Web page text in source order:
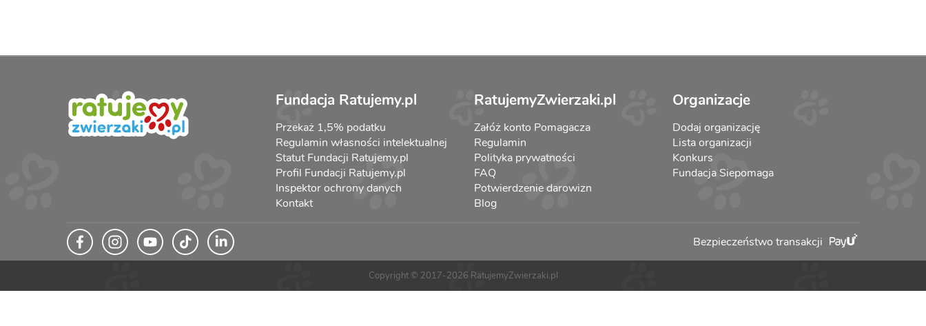
Fundacja Ratujemy.pl
Przekaż 1,5% podatku
Regulamin własności intelektualnej
Statut Fundacji Ratujemy.pl
Profil Fundacji Ratujemy.pl
Inspektor ochrony danych
Kontakt
RatujemyZwierzaki.pl
Załóż konto Pomagacza
Regulamin
Polityka prywatności
FAQ
Potwierdzenie darowizn
Blog
Organizacje
Dodaj organizację
Lista organizacji
Konkurs
Fundacja Siepomaga
Bezpieczeństwo transakcji
Copyright © 2017-2026 RatujemyZwierzaki.pl